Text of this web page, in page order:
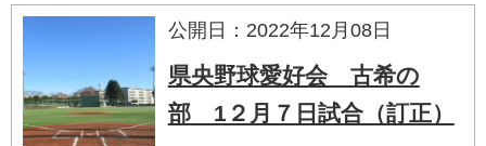
公開日：2022年12月08日
県央野球愛好会 古希の
部 1２月７日試合（訂正）